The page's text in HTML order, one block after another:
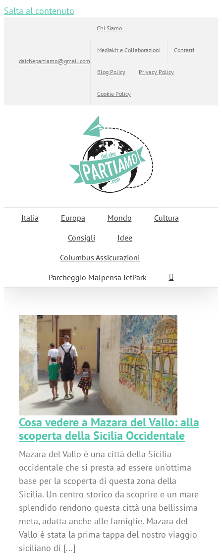
Salta al contenuto
daichepartiamo@gmail.com
Chi Siamo
Mediakit e Collaborazioni Contatti
Blog Policy Privacy Policy
Cookie Policy
Italia Europa Mondo
Cultura
Consigli
Idee
Columbus Assicurazioni
Parcheggio Malpensa JetPark
Cosa vedere a Mazara del Vallo: alla
scoperta della Sicilia Occidentale
Mazara del Vallo è una città della Sicilia
occidentale che si presta ad essere un'ottima
base per la scoperta di questa zona della
Sicilia. Un centro storico da scoprire e un mare
splendido rendono questa città una bellissima
meta, adatta anche alle famiglie. Mazara del
Vallo è stata la prima tappa del nostro viaggio
siciliano di [...]